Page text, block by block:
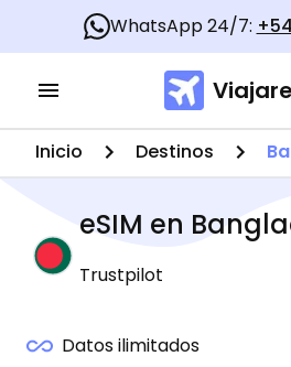
WhatsApp 24/7:
Inicio Destinos
eSIM en
Trustpilot
Datos ilimitados